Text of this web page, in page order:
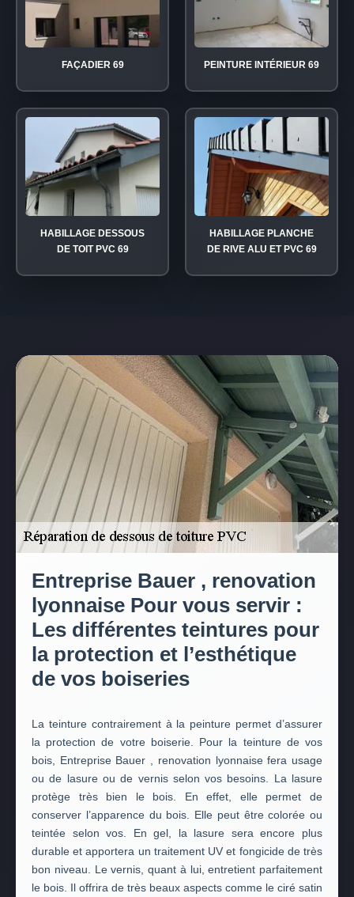
FAÇADIER 69 PEINTURE INTÉRIEUR 69
HABILLAGE DESSOUS
DE TOIT PVC 69
HABILLAGE PLANCHE
DE RIVE ALU ET PVC 69
Entreprise Bauer , renovation
lyonnaise Pour vous servir :
Les différentes teintures pour
la protection et l’esthétique
de vos boiseries
La teinture contrairement à la peinture permet d’assurer
la protection de votre boiserie. Pour la teinture de vos
bois, Entreprise Bauer , renovation lyonnaise fera usage
ou de lasure ou de vernis selon vos besoins. La lasure
protège très bien le bois. En effet, elle permet de
conserver l’apparence du bois. Elle peut être colorée ou
teintée selon vos. En gel, la lasure sera encore plus
durable et apportera un traitement UV et fongicide de très
bon niveau. Le vernis, quant à lui, entretient parfaitement
le bois. Il offrira de très beaux aspects comme le ciré satin